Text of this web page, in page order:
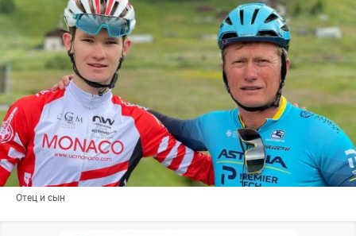
Отец и сын